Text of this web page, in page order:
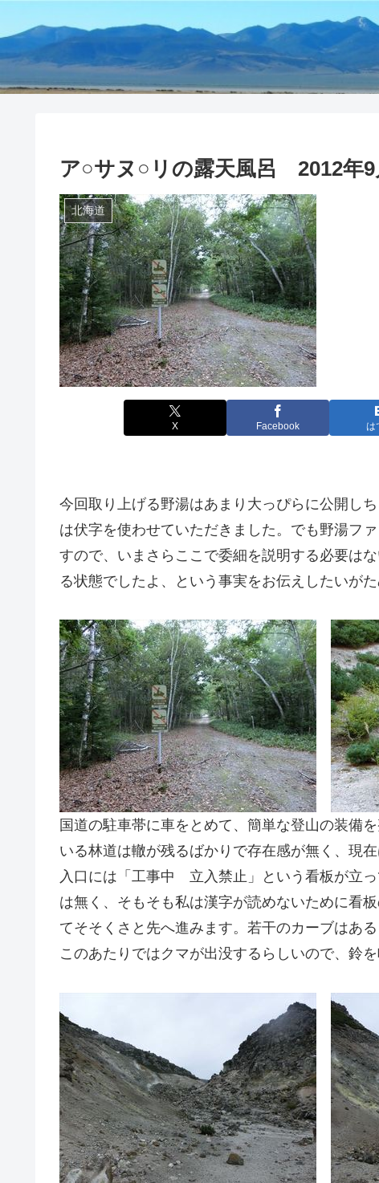
ア○サヌ○リの露天風呂 2012年9
北海道
X Facebook は
今回取り上げる野湯はあまり大っぴらに公開し
は伏字を使わせていただきました。でも野湯フ
すので、いまさらここで委細を説明する必要は
る状態でしたよ、という事実をお伝えしたいが
国道の駐車帯に車をとめて、簡単な登山の装備
いる林道は轍が残るばかりで存在感が無く、現
入口には「工事中 立入禁止」という看板が立
は無く、そもそも私は漢字が読めないために看
てそそくさと先へ進みます。若干のカーブはあ
このあたりではクマが出没するらしいので、鈴